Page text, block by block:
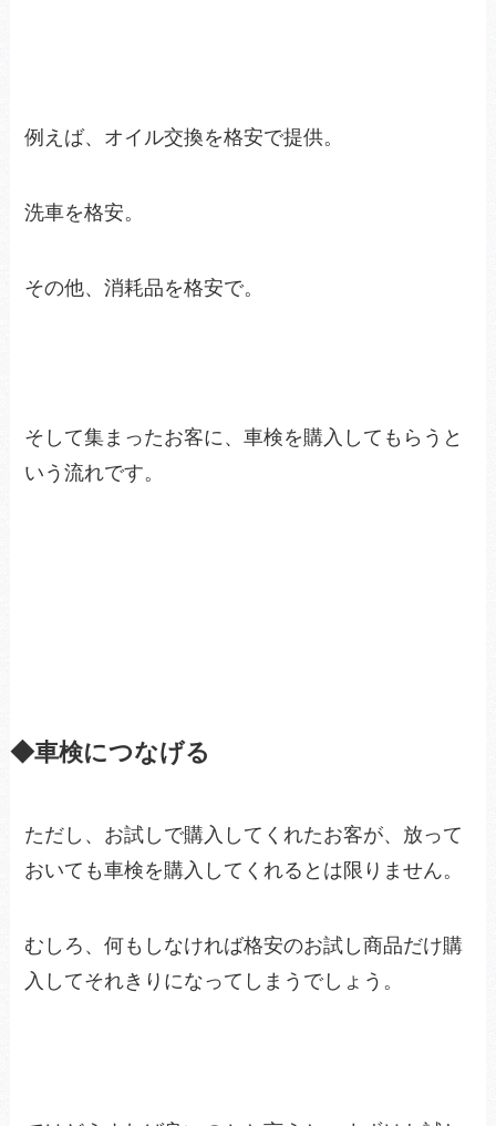
例えば、オイル交換を格安で提供。
洗車を格安。
その他、消耗品を格安で。
そして集まったお客に、車検を購入してもらうと
いう流れです。
◆車検につなげる
ただし、お試しで購入してくれたお客が、放って
おいても車検を購入してくれるとは限りません。
むしろ、何もしなければ格安のお試し商品だけ購
入してそれきりになってしまうでしょう。